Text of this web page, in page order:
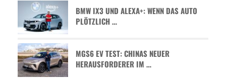
BMW IX3 UND ALEXA+: WENN DAS AUTO
PLÖTZLICH …
MGS6 EV TEST: CHINAS NEUER
HERAUSFORDERER IM …